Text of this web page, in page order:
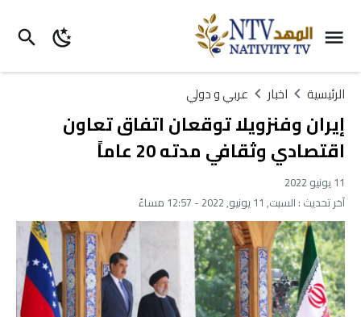
الرئيسية اخبار عربي و دولي
إيران وفنزويلا توقعان اتفاق تعاون
اقتصادي وثقافي مدته 20 عاماً
11 يونيو 2022
آخر تحديث : السبت, 11 يونيو, 2022 - 12:57 مساءً